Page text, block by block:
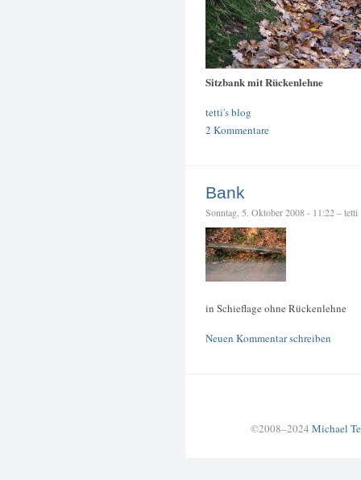
Sitzbank mit Rückenlehne
tetti's blog
2 Kommentare
Bank
Sonntag, 5. Oktober 2008 - 11:22 – tetti
in Schieflage ohne Rückenlehne
Neuen Kommentar schreiben
©2008–2024 Michael